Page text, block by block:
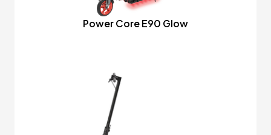
Power Core E90 Glow